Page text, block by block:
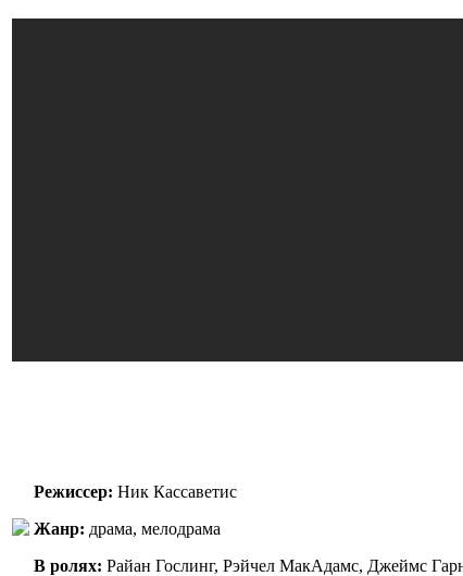
Режиссер: Ник Кассаветис
Жанр: драма, мелодрама
В ролях: Райан Гослинг, Рэйчел МакАдамс, Джеймс